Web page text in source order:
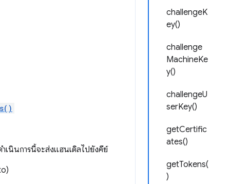
challengeK
ey()
challenge
MachineKe
y()
challengeU
serKey()
getCertific
ates()
getTokens(
)
เนินการนี้จะส่งแฮนเดิลไปยังคีย์